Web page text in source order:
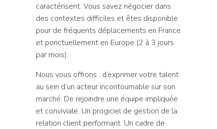
caractérisent. Vous savez négocier dans
des contextes difficiles et êtes disponible
pour de fréquents déplacements en France
et ponctuellement en Europe (2 à 3 jours
par mois).
Nous vous offrons : d’exprimer votre talent
au sein d’un acteur incontournable sur son
marché. De rejoindre une équipe impliquée
et conviviale. Un progiciel de gestion de la
relation client performant. Un cadre de